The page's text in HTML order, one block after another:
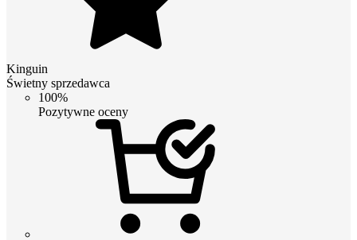
Kinguin
Świetny sprzedawca
100%
Pozytywne oceny